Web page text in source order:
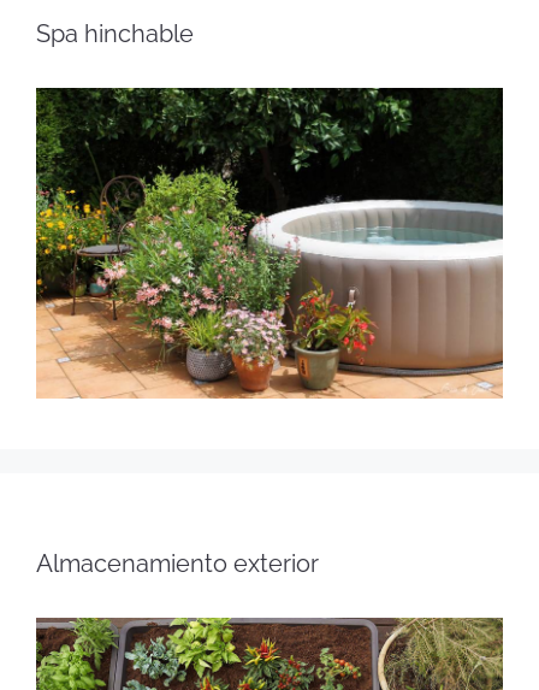
Spa hinchable
Almacenamiento exterior